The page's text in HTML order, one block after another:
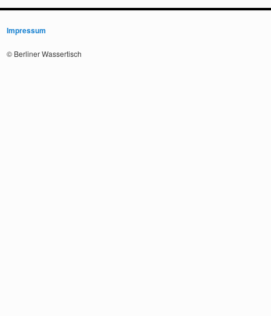
Impressum
© Berliner Wassertisch